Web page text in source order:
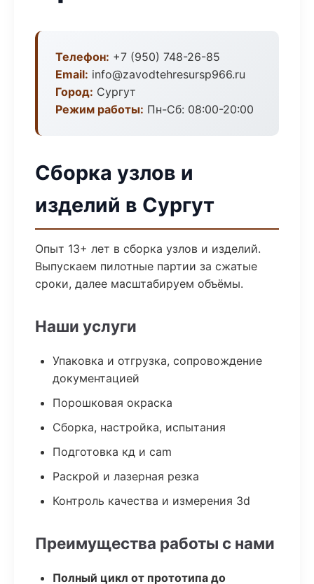
Телефон: +7 (950) 748-26-85
Email: info@zavodtehresursp966.ru
Город: Сургут
Режим работы: Пн-Сб: 08:00-20:00
Сборка узлов и
изделий в Сургут
Опыт 13+ лет в сборка узлов и изделий.
Выпускаем пилотные партии за сжатые
сроки, далее масштабируем объёмы.
Наши услуги
Упаковка и отгрузка, сопровождение
документацией
Порошковая окраска
Сборка, настройка, испытания
Подготовка кд и cam
Раскрой и лазерная резка
Контроль качества и измерения 3d
Преимущества работы с нами
Полный цикл от прототипа до